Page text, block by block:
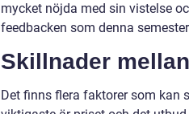
mycket nöjda med sin vistelse
feedbacken som denna
Skillnader
Det finns flera faktorer som kan